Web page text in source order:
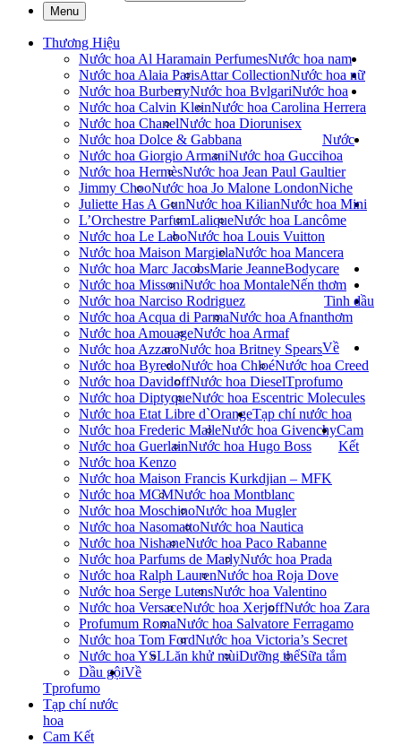
Menu
Thương Hiệu
Nước hoa Al Haramain Perfumes
Nước hoa Alaia ParisAttar Collection
Nước hoa BurberryNước hoa Bvlgari
Nước hoa Calvin KleinNước hoa Carolina Herrera
Nước hoa ChanelNước hoa Dior
Nước hoa Dolce & Gabbana
Nước hoa Giorgio ArmaniNước hoa Gucci
Nước hoa HermèsNước hoa Jean Paul Gaultier
Jimmy ChooNước hoa Jo Malone London
Juliette Has A GunNước hoa Kilian
L’Orchestre ParfumLaliqueNước hoa Lancôme
Nước hoa Le LaboNước hoa Louis Vuitton
Nước hoa Maison MargielaNước hoa Mancera
Nước hoa Marc JacobsMarie Jeanne
Nước hoa MissoniNước hoa Montale
Nước hoa Narciso Rodriguez
Nước hoa Acqua di ParmaNước hoa Afnan
Nước hoa AmouageNước hoa Armaf
Nước hoa AzzaroNước hoa Britney Spears
Nước hoa ByredoNước hoa ChloéNước hoa Creed
Nước hoa DavidoffNước hoa Diesel
Nước hoa DiptyqueNước hoa Escentric Molecules
Nước hoa Etat Libre d`Orange
Nước hoa Frederic MalleNước hoa Givenchy
Nước hoa GuerlainNước hoa Hugo Boss
Nước hoa Kenzo
Nước hoa Maison Francis Kurkdjian – MFK
Nước hoa MCMNước hoa Montblanc
Nước hoa MoschinoNước hoa Mugler
Nước hoa NasomattoNước hoa Nautica
Nước hoa NishaneNước hoa Paco Rabanne
Nước hoa Parfums de MarlyNước hoa Prada
Nước hoa Ralph LaurenNước hoa Roja Dove
Nước hoa Serge LutensNước hoa Valentino
Nước hoa VersaceNước hoa XerjoffNước hoa Zara
Profumum RomaNước hoa Salvatore Ferragamo
Nước hoa Tom FordNước hoa Victoria’s Secret
Nước hoa YSL
Nước hoa nam
Nước hoa nữ
Nước hoa
unisex
Nước
hoa
Niche
Nước hoa Mini
Bodycare
Lăn khử mùiDưỡng thểSữa tắm
Dầu gội
Nến thơm
Tinh dầu
thơm
Về
Tprofumo
Tạp chí nước hoa
Cam
Kết
Về
Tprofumo
Tạp chí nước
hoa
Cam Kết